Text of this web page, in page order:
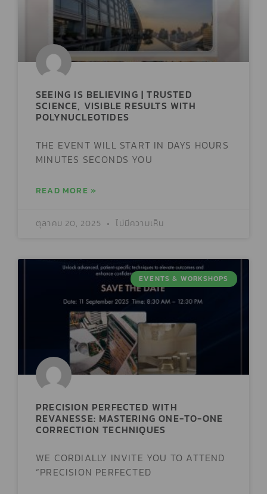
SEEING IS BELIEVING | TRUSTED
SCIENCE, VISIBLE RESULTS WITH
POLYNUCLEOTIDES
THE EVENT WILL START IN DAYS HOURS
MINUTES SECONDS YOU
READ MORE »
ตุลาคม 20, 2025 ไม่มีความเห็น
EVENTS & WORKSHOPS
PRECISION PERFECTED WITH
REVANESSE: MASTERING ONE-TO-ONE
CORRECTION TECHNIQUES
WE CORDIALLY INVITE YOU TO ATTEND
“PRECISION PERFECTED